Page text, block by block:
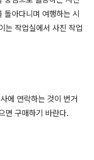
아다니며 여행하는 시
는 작업실에서 사진 작업
에 연락하는 것이 번거
면 구매하기 바란다.